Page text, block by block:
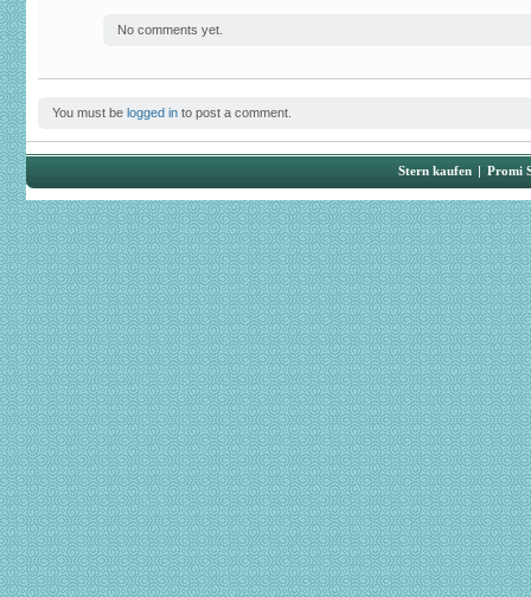
No comments yet.
You must be logged in to post a comment.
Stern kaufen | Promi